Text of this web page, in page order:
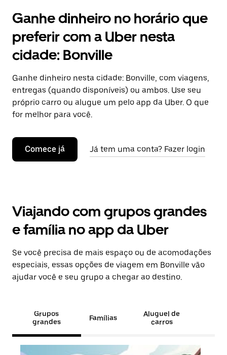
Ganhe dinheiro no horário que
preferir com a Uber nesta
cidade: Bonville
Ganhe dinheiro nesta cidade: Bonville, com viagens,
entregas (quando disponíveis) ou ambos. Use seu
próprio carro ou alugue um pelo app da Uber. O que
for melhor para você.
Comece já Já tem uma conta? Fazer login
Viajando com grupos grandes
e família no app da Uber
Se você precisa de mais espaço ou de acomodações
especiais, essas opções de viagem em Bonville vão
ajudar você e seu grupo a chegar ao destino.
Grupos
grandes
Famílias
Aluguel de
carros